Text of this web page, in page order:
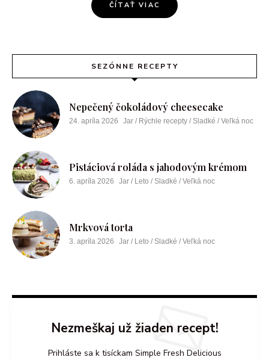
ČÍTAŤ VIAC
SEZÓNNE RECEPTY
Nepečený čokoládový cheesecake
24. apríla 2026 Jar / Rýchle recepty / Sladké / Veľká noc
Pistáciová roláda s jahodovým krémom
6. apríla 2026 Jar / Leto / Sladké / Veľká noc
Mrkvová torta
3. apríla 2026 Jar / Leto / Sladké / Veľká noc
Nezmeškaj už žiaden recept!
Prihláste sa k tisíckam Simple Fresh Delicious